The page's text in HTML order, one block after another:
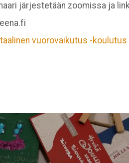
järjestetään zoomissa ja
vuorovaikutus -